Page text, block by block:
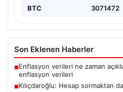
BTC 3071472
Son Eklenen Haberler
■Enflasyon verileri ne zaman
enflasyon verileri
■Kılıçdaroğlu: Hesap sormaktan